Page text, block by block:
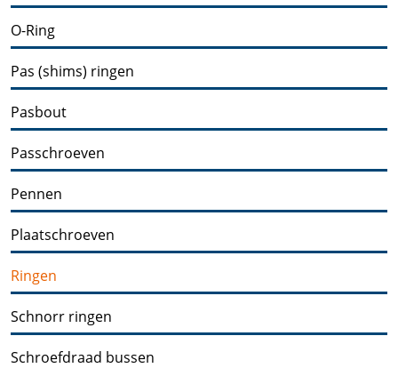
O-Ring
Pas (shims) ringen
Pasbout
Passchroeven
Pennen
Plaatschroeven
Ringen
Schnorr ringen
Schroefdraad bussen